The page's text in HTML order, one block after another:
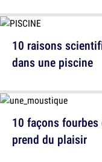
10 façons
prend du plaisir
10 raisons
dans une piscine